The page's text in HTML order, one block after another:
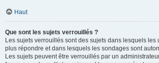
Haut
Que sont les sujets verrouillés ?
Les sujets verrouillés sont des sujets dans lesquels les
plus répondre et dans lesquels les sondages sont
Les sujets peuvent être verrouillés par un